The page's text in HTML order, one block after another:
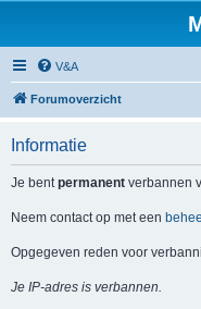
V&A
Forumoverzicht
Informatie
Je bentpermanent verbannen
Neem contact op met een
Opgegeven reden voor
Je IP-adres is verbannen.